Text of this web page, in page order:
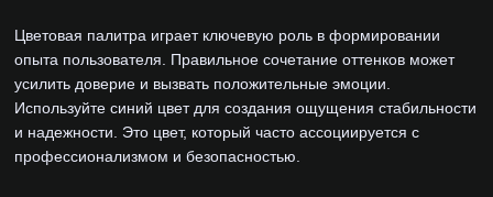
Цветовая палитра играет ключевую роль в формировании
опыта пользователя. Правильное сочетание оттенков может
усилить доверие и вызвать положительные эмоции.
Используйте синий цвет для создания ощущения стабильности
и надежности. Это цвет, который часто ассоциируется с
профессионализмом и безопасностью.